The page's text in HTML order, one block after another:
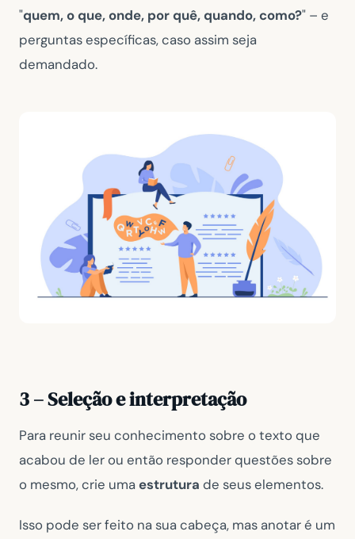
"quem, o que, onde, por quê, quando, como?" – e
perguntas específicas, caso assim seja
demandado.
3 – Seleção e interpretação
Para reunir seu conhecimento sobre o texto que
acabou de ler ou então responder questões sobre
o mesmo, crie umaestrutura de seus elementos.
Isso pode ser feito na sua cabeça, mas anotar é um